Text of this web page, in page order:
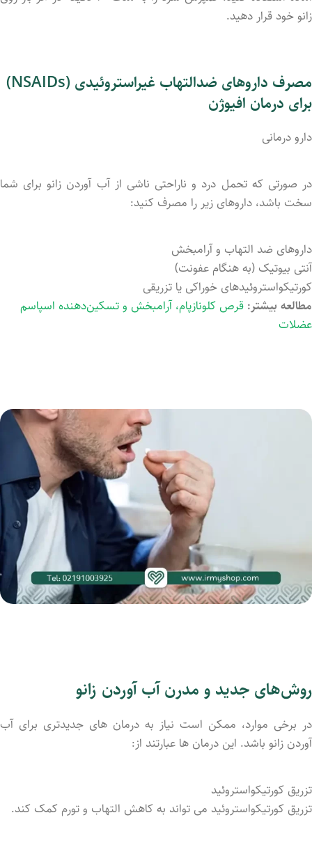
زانو خود قرار دهید.
مصرف داروهای ضدالتهاب غیراستروئیدی (NSAIDs
)
برای درمان افیوژن
دارو درمانی
در صورتی که تحمل درد و ناراحتی ناشی از آب آورد‌ن زانو برای شما
سخت باشد، داروهای زیر را مصرف کنید:
داروهای ضد التهاب و آرامبخش
آنتی بیوتیک (به هنگام عفونت)
کورتیکواستروئیدهای خوراکی یا تزریقی
مطالعه بیشتر: قرص کلونازپام، آرامبخش و تسکین‌دهنده اسپاسم
عضلات
روش‌های جدید و مدرن آب آوردن زانو
در برخی موارد، ممکن است نیاز به درمان‌ های جدیدتری برای آب
آوردن زانو باشد. این درمان‌ ها عبارتند از:
تزریق کورتیکواستروئید
تزریق کورتیکواستروئید می ‌تواند به کاهش التهاب و تورم کمک کند.